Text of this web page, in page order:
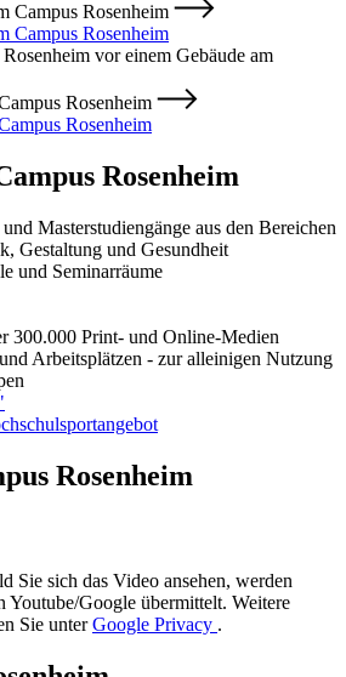
Campus Rosenheim
Campus Rosenheim
Rosenheim
Rosenheim
Rosenheim
Masterstudiengänge aus den Bereichen
Gestaltung und Gesundheit
und Seminarräume
300.000 Print- und Online-Medien
Arbeitsplätzen - zur alleinigen Nutzung
Rosenheim
Sie sich das Video ansehen, werden
Youtube/Google übermittelt. Weitere
Sie unterGoogle Privacy .